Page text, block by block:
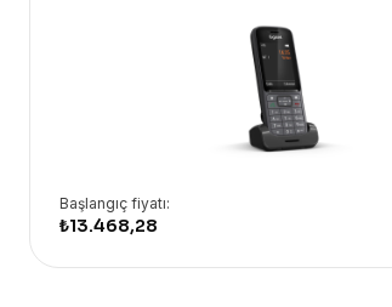
Başlangıç fiyatı:
₺13.468,28